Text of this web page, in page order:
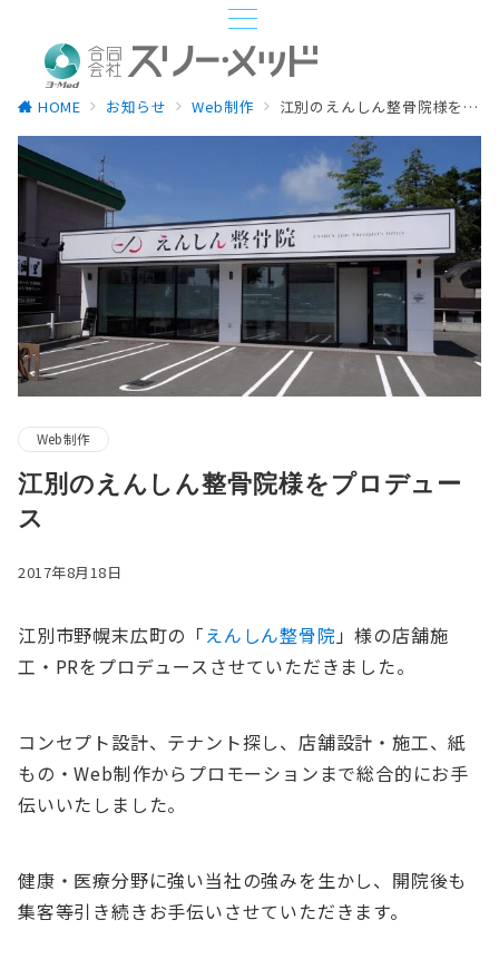
HOME お知らせ Web制作 江別のえんしん整骨院様をプロデュース
Web制作
江別のえんしん整骨院様をプロデュー
ス
2017年8月18日
江別市野幌末広町の「えんしん整骨院 」様の店舗施
工・PRをプロデュースさせていただきました。
コンセプト設計、テナント探し、店舗設計・施工、紙
もの・Web制作からプロモーションまで総合的にお手
伝いいたしました。
健康・医療分野に強い当社の強みを生かし、開院後も
集客等引き続きお手伝いさせていただきます。